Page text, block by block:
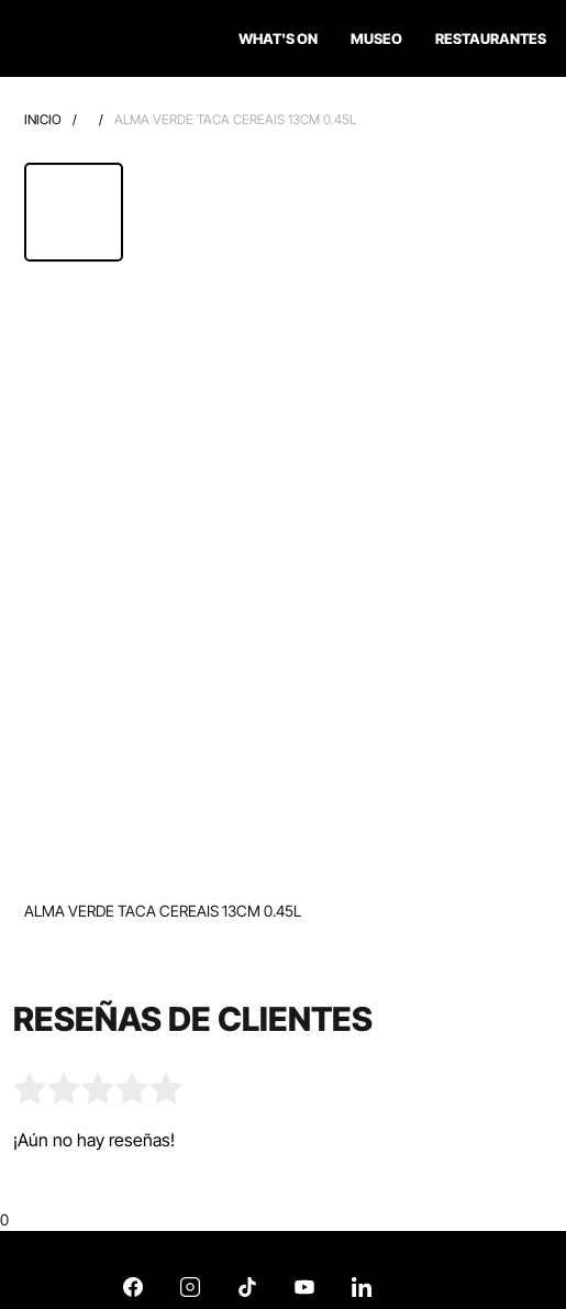
WHAT'S ON MUSEO RESTAURANTES
INICIO / / ALMA VERDE TACA CEREAIS 13CM 0.45L
ALMA VERDE TACA CEREAIS 13CM 0.45L
RESEÑAS DE CLIENTES
¡Aún no hay reseñas!
0